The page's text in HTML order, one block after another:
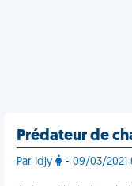
Prédateur de
Par Idjy - 09/03/2021